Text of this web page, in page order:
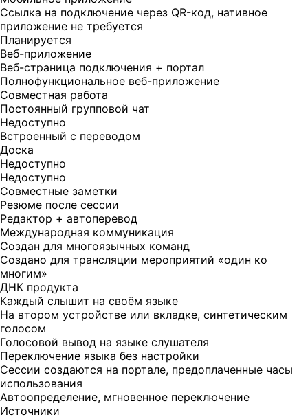
Ссылка на подключение через QR-код, нативное
приложение не требуется
Планируется
Веб-приложение
Веб-страница подключения + портал
Полнофункциональное веб-приложение
Совместная работа
Постоянный групповой чат
Недоступно
Встроенный с переводом
Доска
Недоступно
Недоступно
Совместные заметки
Резюме после сессии
Редактор + автоперевод
Международная коммуникация
Создан для многоязычных команд
Создано для трансляции мероприятий «один ко
многим»
ДНК продукта
Каждый слышит на своём языке
На втором устройстве или вкладке, синтетическим
голосом
Голосовой вывод на языке слушателя
Переключение языка без настройки
Сессии создаются на портале, предоплаченные часы
использования
Автоопределение, мгновенное переключение
Источники